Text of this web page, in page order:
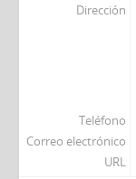
Dirección
Teléfono
Correo electrónico
URL